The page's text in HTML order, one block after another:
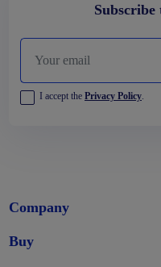
I accept the Privacy Policy.
Company
Buy